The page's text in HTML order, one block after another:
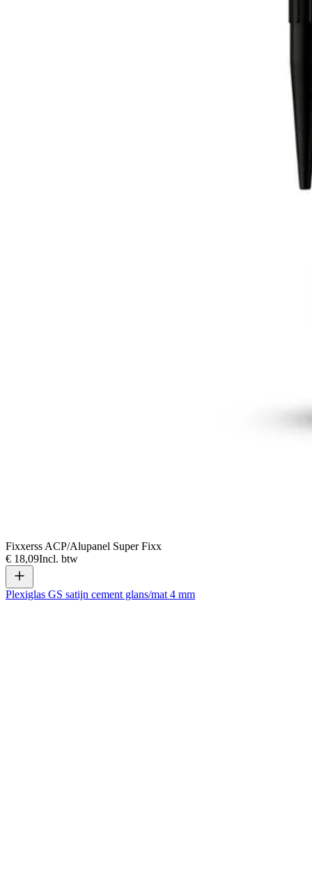
Fixxerss ACP/Alupanel Super Fixx
€ 18,09Incl. btw
Plexiglas GS satijn cement glans/mat 4 mm